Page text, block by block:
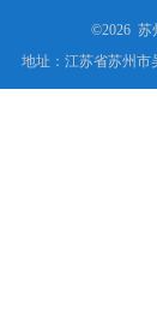
©2026 苏
地址：江苏省苏州市